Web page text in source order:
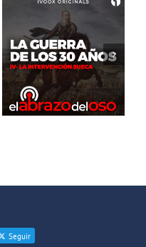
El Abrazo
del Oso.
Dinosaurios
Live Stream
Seguir